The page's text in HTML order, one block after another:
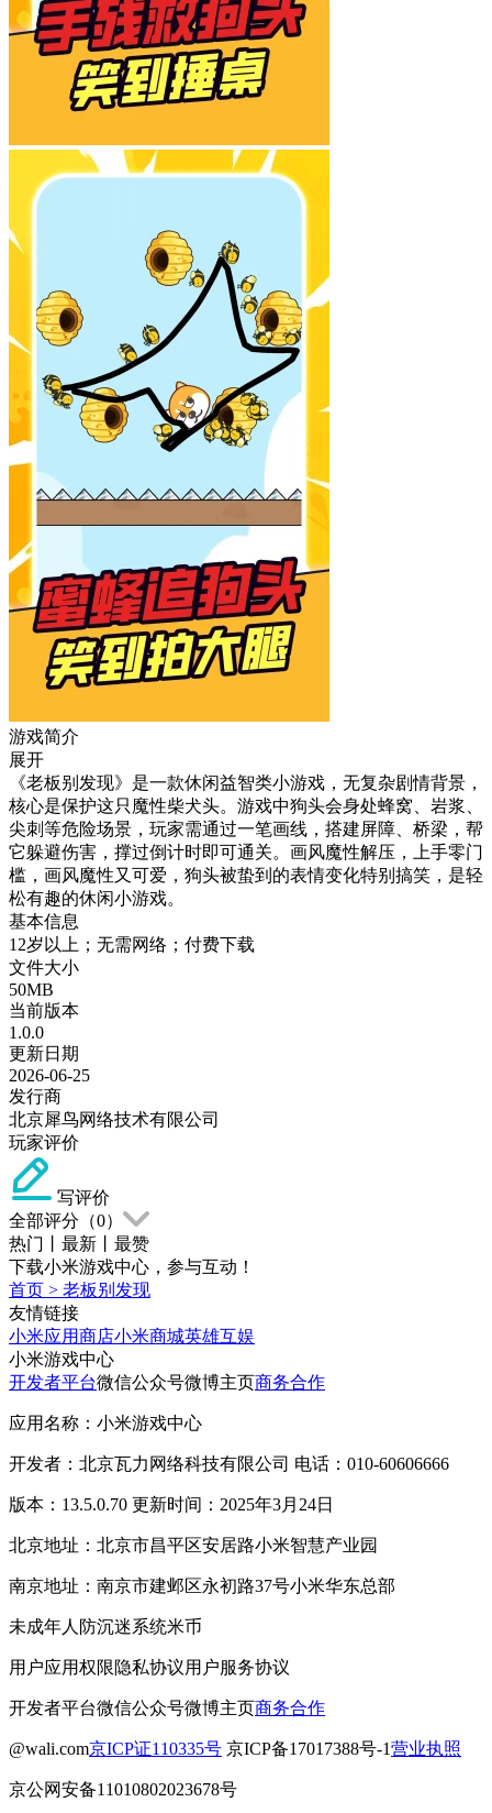
游戏简介
展开
《老板别发现》是一款休闲益智类小游戏，无复杂剧情背景，
核心是保护这只魔性柴犬头。游戏中狗头会身处蜂窝、岩浆、
尖刺等危险场景，玩家需通过一笔画线，搭建屏障、桥梁，帮
它躲避伤害，撑过倒计时即可通关。画风魔性解压，上手零门
槛，画风魔性又可爱，狗头被蛰到的表情变化特别搞笑，是轻
松有趣的休闲小游戏。
基本信息
12岁以上；无需网络；付费下载
文件大小
50MB
当前版本
1.0.0
更新日期
2026-06-25
发行商
北京犀鸟网络技术有限公司
玩家评价
写评价
全部评分（0）
热门
最新
最赞
下载小米游戏中心，参与互动！
首页 > 老板别发现
友情链接
小米应用商店小米商城英雄互娱
小米游戏中心
开发者平台微信公众号微博主页商务合作
应用名称：小米游戏中心
开发者：北京瓦力网络科技有限公司 电话：010-60606666
版本：13.5.0.70 更新时间：2025年3月24日
北京地址：北京市昌平区安居路小米智慧产业园
南京地址：南京市建邺区永初路37号小米华东总部
未成年人防沉迷系统米币
用户应用权限隐私协议用户服务协议
开发者平台微信公众号微博主页商务合作
@wali.com京ICP证110335号 京ICP备17017388号-1营业执照
京公网安备11010802023678号